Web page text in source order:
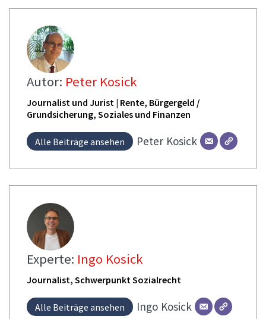
Autor: Peter Kosick
Journalist und Jurist | Rente, Bürgergeld /
Grundsicherung, Soziales und Finanzen
Alle Beiträge ansehen Peter Kosick
Experte: Ingo Kosick
Journalist, Schwerpunkt Sozialrecht
Alle Beiträge ansehen Ingo Kosick